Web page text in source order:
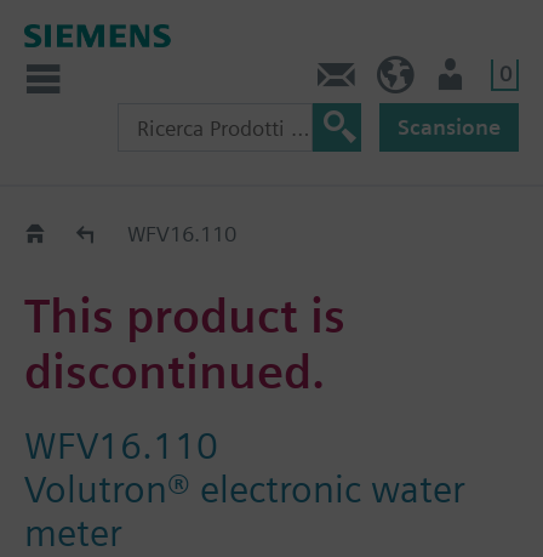
0
Scansione
Old2NewWFV16.110
This product is
discontinued.
WFV16.110
Volutron® electronic water
meter